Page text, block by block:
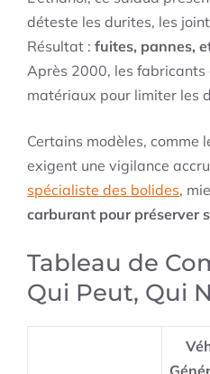
déteste les durites, les
Résultat : fuites, pannes,
Après 2000, les fabricants
matériaux pour limiter les
Certains modèles, comme
exigent une vigilance
spécialiste des bolides,
carburant pour préserver
Tableau de
Qui Peut, Qui